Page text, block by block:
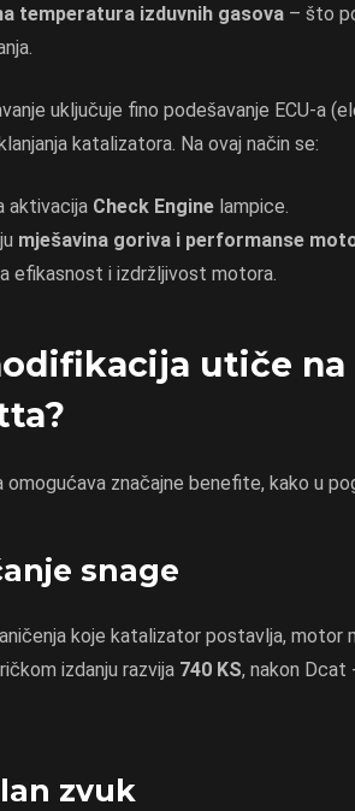
temperatura izduvnih gasova – što
uključuje fino podešavanje ECU-a
katalizatora. Na ovaj način se:
aktivacija Check Engine lampice.
mješavina goriva i performanse
efikasnost i izdržljivost motora.
utiče na
omogućava značajne benefite, kako u
snage
koje katalizator postavlja, motor
izdanju razvija 740 KS, nakon Dcat
zvuk